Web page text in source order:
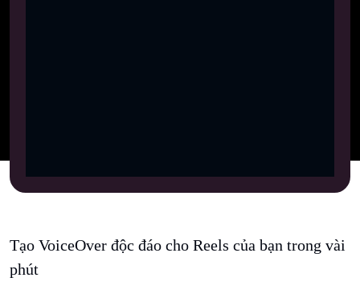
Tạo VoiceOver độc đáo cho Reels của bạn trong vài
phút